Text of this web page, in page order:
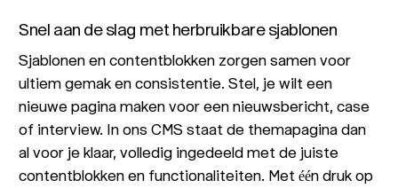
Snel aan de slag met herbruikbare sjablonen
Sjablonen en contentblokken zorgen samen voor
ultiem gemak en consistentie. Stel, je wilt een
nieuwe pagina maken voor een nieuwsbericht, case
of interview. In ons CMS staat de themapagina dan
al voor je klaar, volledig ingedeeld met de juiste
contentblokken en functionaliteiten. Met één druk op